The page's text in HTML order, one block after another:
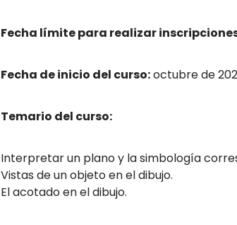
Fecha límite para realizar
Fecha de inicio del curso:octubre de
Temario del curso:
Interpretar un plano y la simbología
Vistas de un objeto en el dibujo.
El acotado en el dibujo.